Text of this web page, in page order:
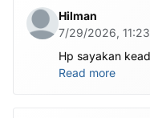
Hilman
7/29/2026,
Hp sayakan
ditest poin dlu
Read more